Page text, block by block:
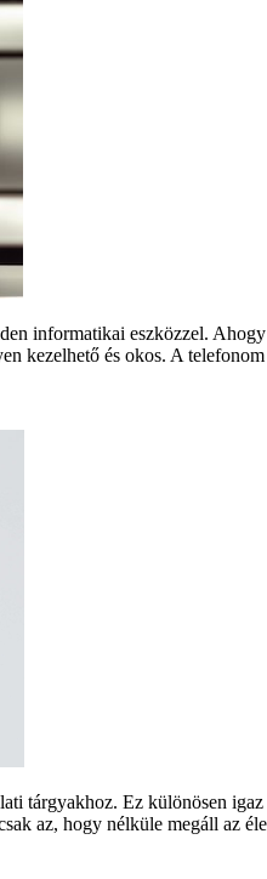
informatikai eszközzel.
kezelhető és okos. A
tárgyakhoz. Ez különösen
az, hogy nélküle megáll az